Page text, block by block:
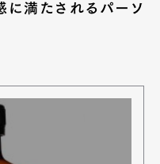
満たされるパーソ